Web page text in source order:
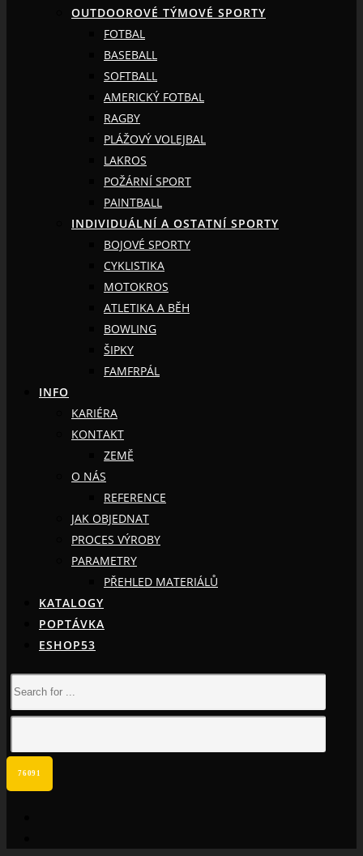
OUTDOOROVÉ TÝMOVÉ SPORTY
FOTBAL
BASEBALL
SOFTBALL
AMERICKÝ FOTBAL
RAGBY
PLÁŽOVÝ VOLEJBAL
LAKROS
POŽÁRNÍ SPORT
PAINTBALL
INDIVIDUÁLNÍ A OSTATNÍ SPORTY
BOJOVÉ SPORTY
CYKLISTIKA
MOTOKROS
ATLETIKA A BĚH
BOWLING
ŠIPKY
FAMFRPÁL
INFO
KARIÉRA
KONTAKT
ZEMĚ
O NÁS
REFERENCE
JAK OBJEDNAT
PROCES VÝROBY
PARAMETRY
PŘEHLED MATERIÁLŮ
KATALOGY
POPTÁVKA
ESHOP53